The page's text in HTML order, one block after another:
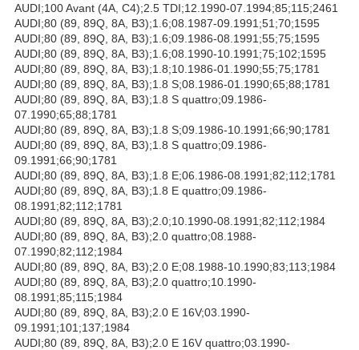
AUDI;100 Avant (4A, C4);2.5 TDI;12.1990-07.1994;85;115;2461
AUDI;80 (89, 89Q, 8A, B3);1.6;08.1987-09.1991;51;70;1595
AUDI;80 (89, 89Q, 8A, B3);1.6;09.1986-08.1991;55;75;1595
AUDI;80 (89, 89Q, 8A, B3);1.6;08.1990-10.1991;75;102;1595
AUDI;80 (89, 89Q, 8A, B3);1.8;10.1986-01.1990;55;75;1781
AUDI;80 (89, 89Q, 8A, B3);1.8 S;08.1986-01.1990;65;88;1781
AUDI;80 (89, 89Q, 8A, B3);1.8 S quattro;09.1986-
07.1990;65;88;1781
AUDI;80 (89, 89Q, 8A, B3);1.8 S;09.1986-10.1991;66;90;1781
AUDI;80 (89, 89Q, 8A, B3);1.8 S quattro;09.1986-
09.1991;66;90;1781
AUDI;80 (89, 89Q, 8A, B3);1.8 E;06.1986-08.1991;82;112;1781
AUDI;80 (89, 89Q, 8A, B3);1.8 E quattro;09.1986-
08.1991;82;112;1781
AUDI;80 (89, 89Q, 8A, B3);2.0;10.1990-08.1991;82;112;1984
AUDI;80 (89, 89Q, 8A, B3);2.0 quattro;08.1988-
07.1990;82;112;1984
AUDI;80 (89, 89Q, 8A, B3);2.0 E;08.1988-10.1990;83;113;1984
AUDI;80 (89, 89Q, 8A, B3);2.0 quattro;10.1990-
08.1991;85;115;1984
AUDI;80 (89, 89Q, 8A, B3);2.0 E 16V;03.1990-
09.1991;101;137;1984
AUDI;80 (89, 89Q, 8A, B3);2.0 E 16V quattro;03.1990-